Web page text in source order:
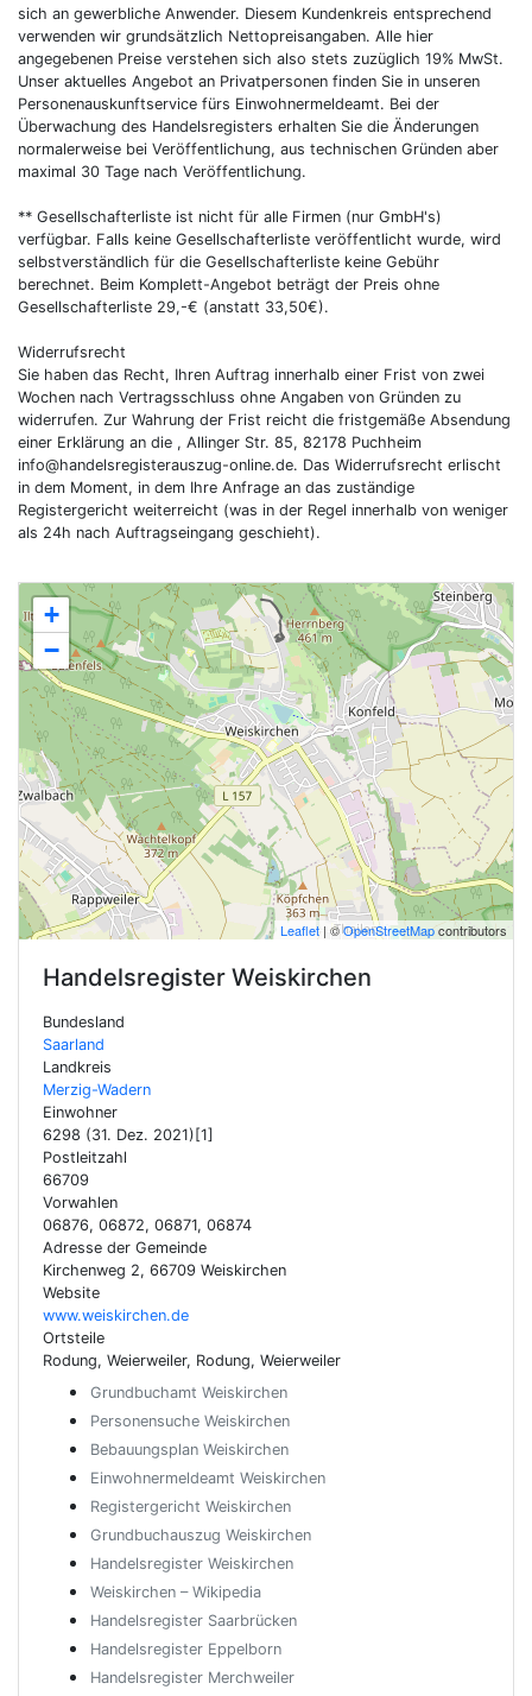
+
−
Leaflet| ©OpenStreetMapcontributors
Handelsregister Weiskirchen
Bundesland
Saarland
Landkreis
Merzig-Wadern
Einwohner
6298 (31. Dez. 2021)[1]
Postleitzahl
66709
Vorwahlen
06876, 06872, 06871, 06874
Adresse der Gemeinde
Kirchenweg 2, 66709 Weiskirchen
Website
www.weiskirchen.de
Ortsteile
Rodung, Weierweiler, Rodung, Weierweiler
Grundbuchamt Weiskirchen
Personensuche Weiskirchen
Bebauungsplan Weiskirchen
Einwohnermeldeamt Weiskirchen
Registergericht Weiskirchen
Grundbuchauszug Weiskirchen
Handelsregister Weiskirchen
Weiskirchen – Wikipedia
Handelsregister Saarbrücken
Handelsregister Eppelborn
Handelsregister Merchweiler
sich an gewerbliche Anwender. Diesem Kundenkreis entsprechend
verwenden wir grundsätzlich Nettopreisangaben. Alle hier
angegebenen Preise verstehen sich also stets zuzüglich 19% MwSt.
Unser aktuelles Angebot an Privatpersonen finden Sie in unseren
Personenauskunftservice fürs Einwohnermeldeamt. Bei der
Überwachung des Handelsregisters erhalten Sie die Änderungen
normalerweise bei Veröffentlichung, aus technischen Gründen aber
maximal 30 Tage nach Veröffentlichung.
** Gesellschafterliste ist nicht für alle Firmen (nur GmbH's)
verfügbar. Falls keine Gesellschafterliste veröffentlicht wurde, wird
selbstverständlich für die Gesellschafterliste keine Gebühr
berechnet. Beim Komplett-Angebot beträgt der Preis ohne
Gesellschafterliste 29,-€ (anstatt 33,50€).
Widerrufsrecht
Sie haben das Recht, Ihren Auftrag innerhalb einer Frist von zwei
Wochen nach Vertragsschluss ohne Angaben von Gründen zu
widerrufen. Zur Wahrung der Frist reicht die fristgemäße Absendung
einer Erklärung an die , Allinger Str. 85, 82178 Puchheim
info@handelsregisterauszug-online.de. Das Widerrufsrecht erlischt
in dem Moment, in dem Ihre Anfrage an das zuständige
Registergericht weiterreicht (was in der Regel innerhalb von weniger
als 24h nach Auftragseingang geschieht).